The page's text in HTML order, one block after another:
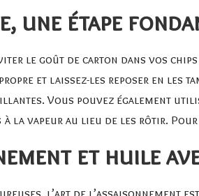
une étape
le goût de carton dans vos
et laissez-les reposer en les
Vous pouvez également
la vapeur au lieu de les rôtir.
et huile
l’art de l’assaisonnement